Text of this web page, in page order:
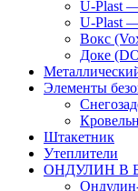
U-Plast
U-Plast
Вокс
Доке
Элементы
Штакетник
Утеплители
ОНДУЛИН В